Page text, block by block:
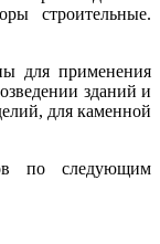
строительные.
для применения
зданий и
для каменной
по следующим